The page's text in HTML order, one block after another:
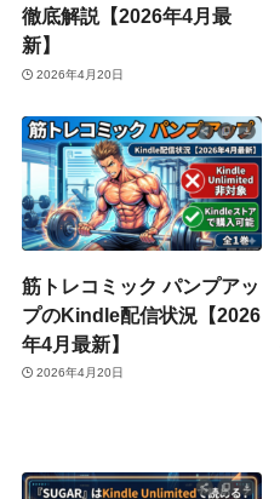
徹底解説【2026年4月最
新】
2026年4月20日
筋トレコミック パンプアッ
プのKindle配信状況【2026
年4月最新】
2026年4月20日